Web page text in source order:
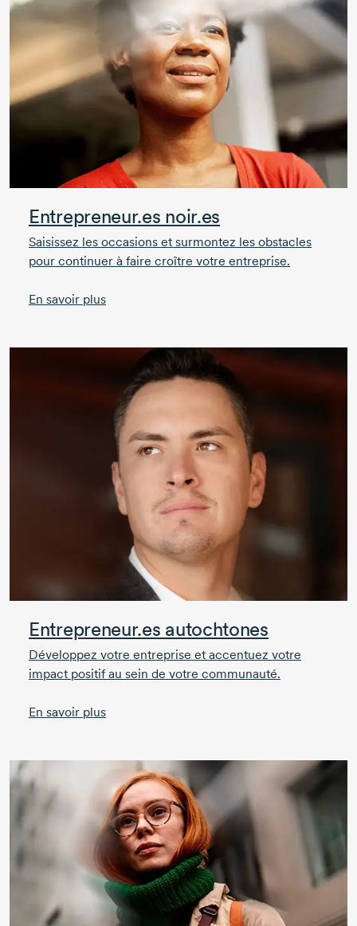
Entrepreneur.es noir.es
Saisissez les occasions et surmontez les obstacles
pour continuer à faire croître votre entreprise.
En savoir plus
Entrepreneur.es autochtones
Développez votre entreprise et accentuez votre
impact positif au sein de votre communauté.
En savoir plus